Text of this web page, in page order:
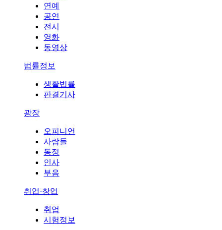
연예
공연
전시
영화
동영상
법률정보
생활법률
판결기사
광장
오피니언
사람들
동정
인사
부음
취업·창업
취업
시험정보